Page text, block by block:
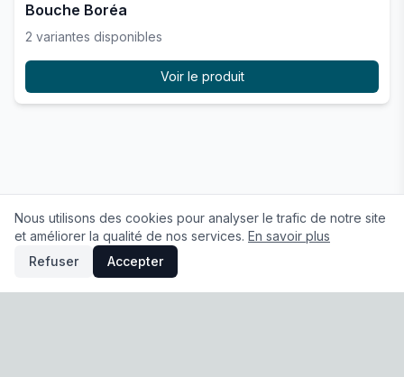
Bouche Boréa
2 variantes disponibles
Voir le produit
Nous utilisons des cookies pour analyser le trafic de notre site
et améliorer la qualité de nos services. En savoir plus
Refuser
Accepter